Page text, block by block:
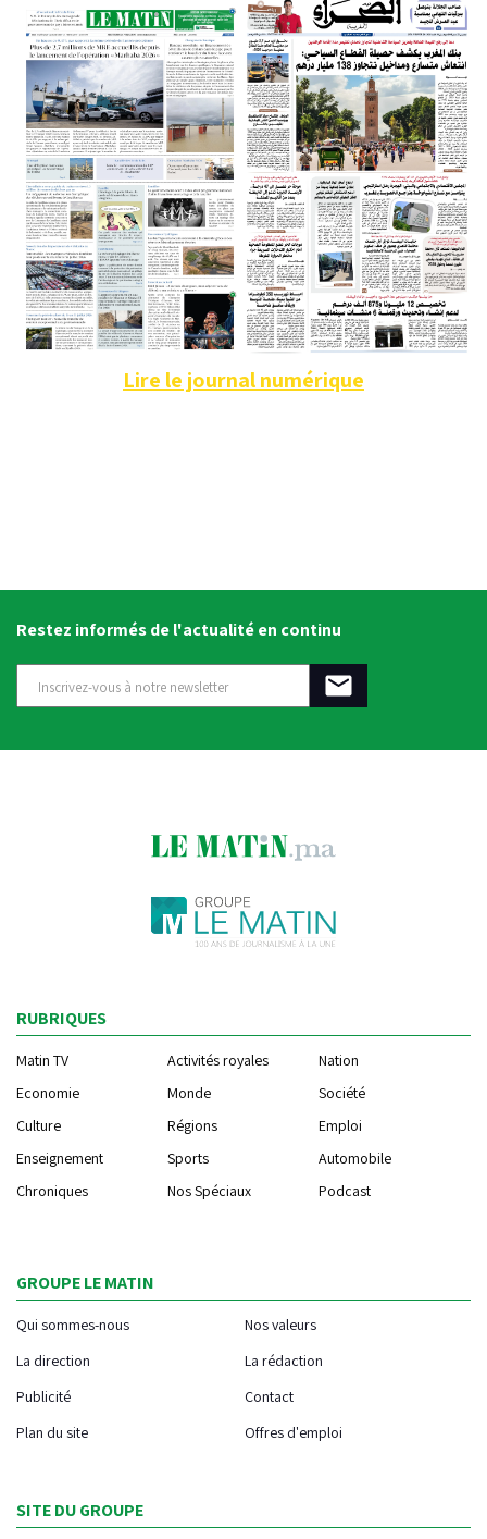
Lire le journal numérique
Restez informés de l'actualité en continu
RUBRIQUES
Matin TV Activités royales
Nation
Economie
Monde
Société
Culture
Régions
Emploi
Enseignement
Sports
Automobile
Chroniques
Nos Spéciaux Podcast
GROUPE LE MATIN
Qui sommes-nous
Nos valeurs
La direction
La rédaction
Publicité
Contact
Plan du site
Offres d'emploi
SITE DU GROUPE